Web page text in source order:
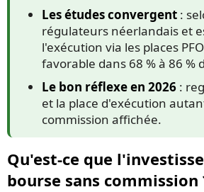
Les études convergent :
régulateurs néerlandais et
l'exécution via les places
favorable dans 68 % à 86 %
Le bon réflexe en 2026 :
et la place d'exécution
commission affichée.
Qu'est-ce que
bourse sans commission